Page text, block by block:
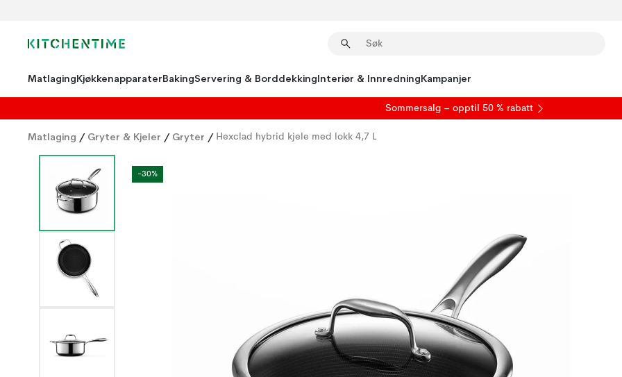
MatlagingKjøkkenapparaterBakingServering & BorddekkingInteriør & InnredningKampanjer
Sommersalg – opptil 50 % rabatt
Matlaging / Gryter & Kjeler / Gryter / Hexclad hybrid kjele med lokk 4,7 L
-30%